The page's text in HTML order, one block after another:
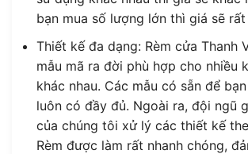
bạn mua số lượng lớn thì giá sẽ rất
Thiết kế đa dạng: Rèm cửa Thanh
mẫu mã ra đời phù hợp cho nhiều
khác nhau. Các mẫu có sẵn để
luôn có đầy đủ. Ngoài ra, đội ngũ
của chúng tôi xử lý các thiết kế
Rèm được làm rất nhanh chóng,